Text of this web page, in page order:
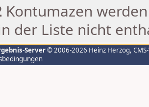
Kontumazen
der Liste nicht
Server© 2006-2026 Heinz Herzog,